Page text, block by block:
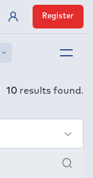
Member Login
Register
10 results found.